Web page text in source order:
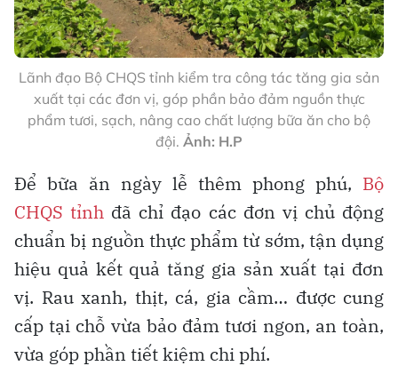
Lãnh đạo Bộ CHQS tỉnh kiểm tra công tác tăng gia sản
xuất tại các đơn vị, góp phần bảo đảm nguồn thực
phẩm tươi, sạch, nâng cao chất lượng bữa ăn cho bộ
đội. Ảnh: H.P
Để bữa ăn ngày lễ thêm phong phú, Bộ
CHQS tỉnh đã chỉ đạo các đơn vị chủ động
chuẩn bị nguồn thực phẩm từ sớm, tận dụng
hiệu quả kết quả tăng gia sản xuất tại đơn
vị. Rau xanh, thịt, cá, gia cầm… được cung
cấp tại chỗ vừa bảo đảm tươi ngon, an toàn,
vừa góp phần tiết kiệm chi phí.